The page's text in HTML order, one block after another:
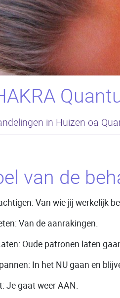
in Huizen oa
van de
Van wie jij werkelijk
Van de aanrakingen.
Oude patronen laten
In het NU gaan en
Je gaat weer AAN.